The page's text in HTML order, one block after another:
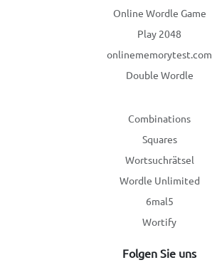
Online Wordle Game
Play 2048
onlinememorytest.com
Double Wordle
Combinations
Squares
Wortsuchrätsel
Wordle Unlimited
6mal5
Wortify
Folgen Sie uns